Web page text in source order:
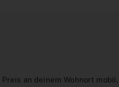
an deinem Wohnort